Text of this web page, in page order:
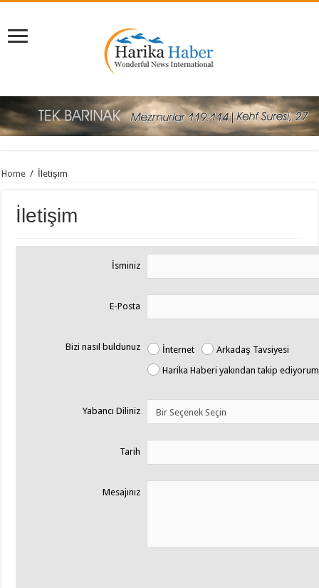
Home / İletişim
İletişim
İsminiz
E-Posta
Bizi nasıl buldunuz İnternet
Arkadaş Tavsiyesi
Harika Haberi yakından takip ediyorum
Yabancı Diliniz
Tarih
Mesajınız